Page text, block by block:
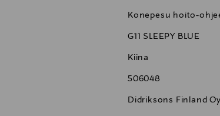
Konepesu hoito-
G11 SLEEPY BLUE
Kiina
506048
Didriksons Finland Oy